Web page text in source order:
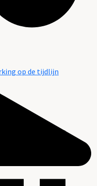
(I)
op de tijdlijn